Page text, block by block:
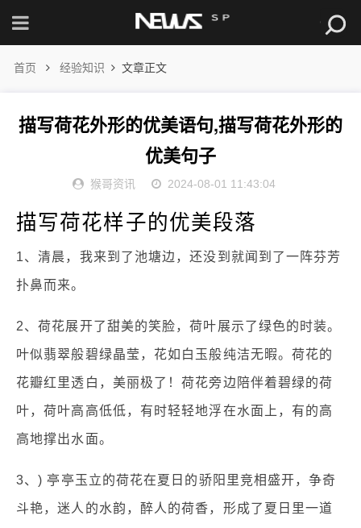
首页 经验知识 文章正文
描写荷花外形的优美语句,描写荷花外形的
优美句子
猴哥资讯 2024-08-01 11:43:04
描写荷花样子的优美段落
1、清晨，我来到了池塘边，还没到就闻到了一阵芬芳
扑鼻而来。
2、荷花展开了甜美的笑脸，荷叶展示了绿色的时装。
叶似翡翠般碧绿晶莹，花如白玉般纯洁无暇。荷花的
花瓣红里透白，美丽极了！荷花旁边陪伴着碧绿的荷
叶，荷叶高高低低，有时轻轻地浮在水面上，有的高
高地撑出水面。
3、) 亭亭玉立的荷花在夏日的骄阳里竞相盛开，争奇
斗艳，迷人的水韵，醉人的荷香，形成了夏日里一道